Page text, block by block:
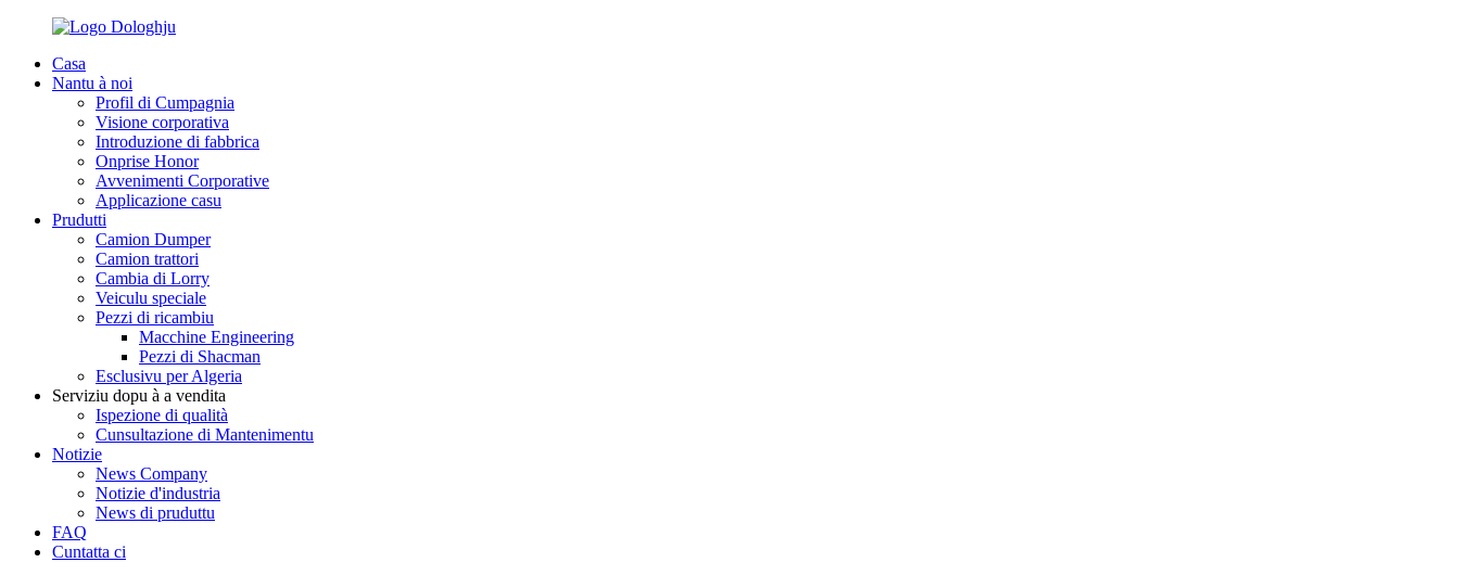
Casa
Nantu à noi
Profil di Cumpagnia
Visione corporativa
Introduzione di fabbrica
Onprise Honor
Avvenimenti Corporative
Applicazione casu
Prudutti
Camion Dumper
Camion trattori
Cambia di Lorry
Veiculu speciale
Pezzi di ricambiu
Macchine Engineering
Pezzi di Shacman
Esclusivu per Algeria
Serviziu dopu à a vendita
Ispezione di qualità
Cunsultazione di Mantenimentu
Notizie
News Company
Notizie d'industria
News di pruduttu
FAQ
Cuntatta ci